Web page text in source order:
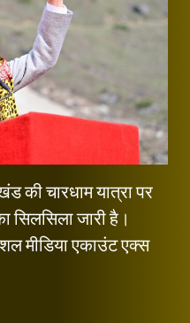
की चारधाम यात्रा पर
सिलसिला जारी है।
मीडिया एकाउंट एक्स